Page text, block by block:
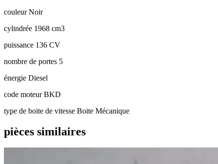
couleurNoir
cylindrée 1968 cm3
puissance 136 CV
nombre de portes 5
énergie Diesel
code moteurBKD
type de boite de vitesse Boite Mécanique
pièces similaires